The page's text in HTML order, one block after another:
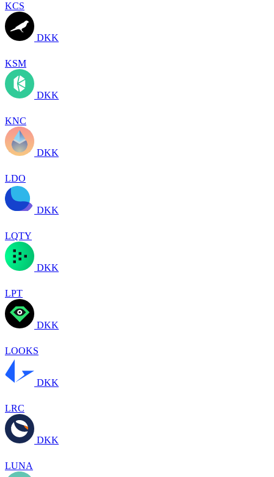
KCS
DKK
KSM
DKK
KNC
DKK
LDO
DKK
LQTY
DKK
LPT
DKK
LOOKS
DKK
LRC
DKK
LUNA